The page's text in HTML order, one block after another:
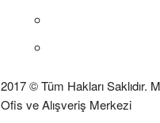
2017 © Tüm Hakları Saklıdır.
Ofis ve Alışveriş Merkezi